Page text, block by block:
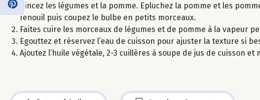
Rincez les légumes et la pomme. Epluchez la pomme et les
fenouil puis coupez le bulbe en petits morceaux.
Faites cuire les morceaux de légumes et de pomme à la vapeur
Egouttez et réservez l’eau de cuisson pour ajuster la texture si
Ajoutez l’huile végétale, 2-3 cuillères à soupe de jus de cuisson et